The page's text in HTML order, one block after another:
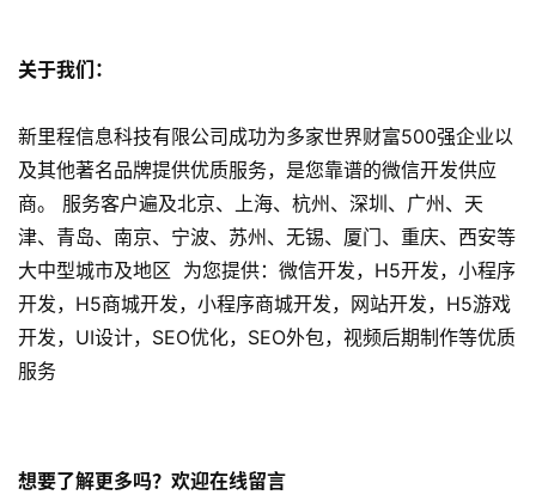
优
数
字
营
销
A
P
P
关于我们：
新里程信息科技有限公司成功为多家世界财富500强企业以
及其他著名品牌提供优质服务，是您靠谱的微信开发供应
商。 服务客户遍及北京、上海、杭州、深圳、广州、天
津、青岛、南京、宁波、苏州、无锡、厦门、重庆、西安等
大中型城市及地区 为您提供：微信开发，H5开发，小程序
开发，H5商城开发，小程序商城开发，网站开发，H5游戏
开发，UI设计，SEO优化，SEO外包，视频后期制作等优质
服务
想要了解更多吗？欢迎在线留言